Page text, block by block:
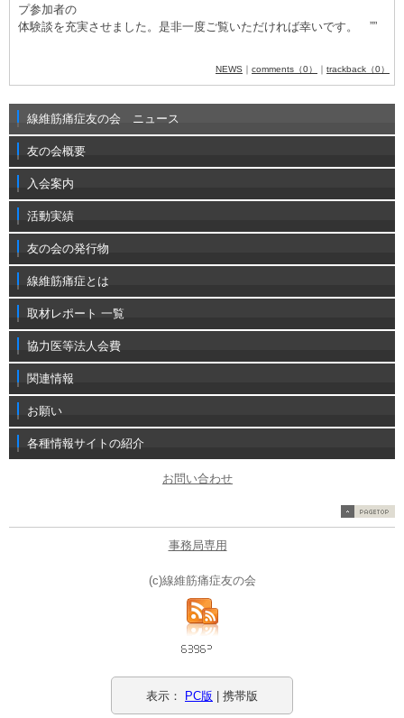
プ参加者の
体験談を充実させました。是非一度ご覧いただければ幸いです。 ””
NEWS ｜ comments（0） ｜ trackback（0）
線維筋痛症友の会 ニュース
友の会概要
入会案内
活動実績
友の会の発行物
線維筋痛症とは
取材レポート 一覧
協力医等法人会費
関連情報
お願い
各種情報サイトの紹介
お問い合わせ
事務局専用
(c)線維筋痛症友の会
表示： PC版 | 携帯版